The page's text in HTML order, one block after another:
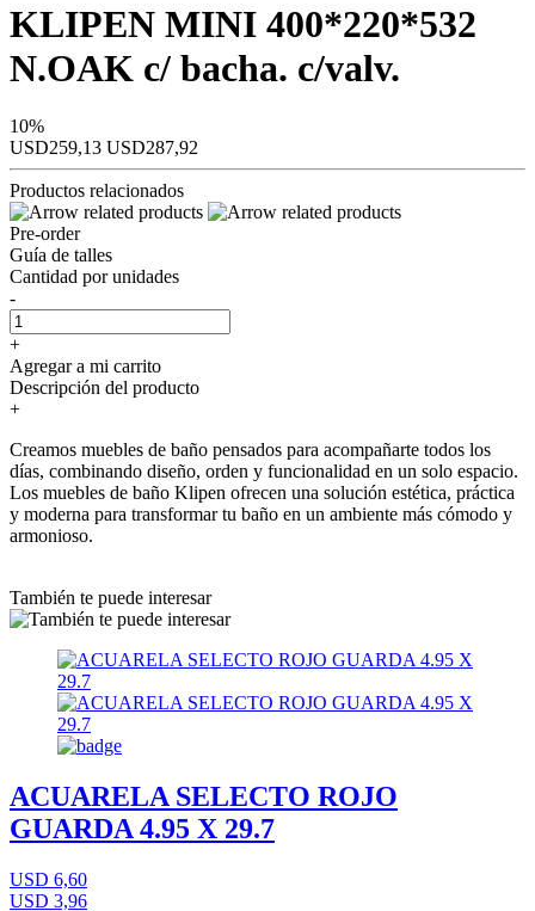
KLIPEN MINI 400*220*532
N.OAK c/ bacha. c/valv.
10%
USD259,13 USD287,92
Productos relacionados
Pre-order
Guía de talles
Cantidad por unidades
-
+
Agregar a mi carrito
Descripción del producto
+
Creamos muebles de baño pensados para acompañarte todos los
días, combinando diseño, orden y funcionalidad en un solo espacio.
Los muebles de baño Klipen ofrecen una solución estética, práctica
y moderna para transformar tu baño en un ambiente más cómodo y
armonioso.
También te puede interesar
ACUARELA SELECTO ROJO
GUARDA 4.95 X 29.7
USD 6,60
USD 3,96